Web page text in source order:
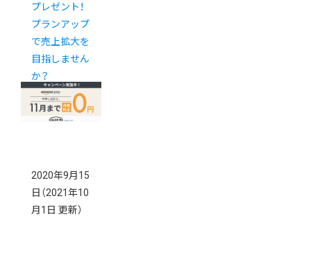
プレゼント！
プランアップ
で売上拡大を
目指しません
か？
2020年9月15
日 （2021年10
月1日 更新）